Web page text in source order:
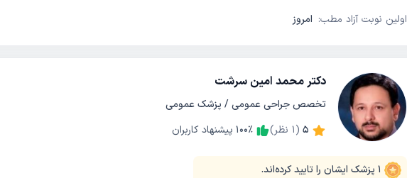
اولین نوبت آزاد مطب: امروز
دکتر محمد امین سرشت
تخصص جراحی عمومی / پزشک عمومی
5
(
1 نظر) 100٪ پیشنهاد کاربران
1 پزشک ایشان را تایید کرده‌اند.